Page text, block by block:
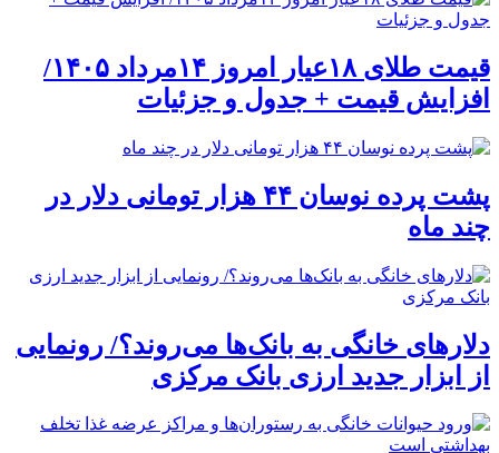
قیمت طلای ۱۸عیار امروز ۱۴مرداد ۱۴۰۵/
افزایش قیمت + جدول و جزئیات
پشت پرده نوسان ۴۴ هزار تومانی دلار در
چند ماه
دلارهای خانگی به بانک‌ها می‌روند؟/ رونمایی
از ابزار جدید ارزی بانک مرکزی